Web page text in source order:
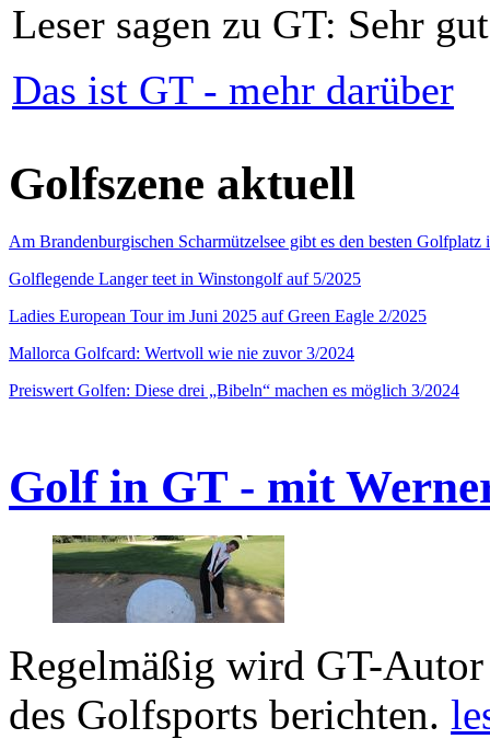
Leser sagen zu GT: Sehr
Das ist GT - mehr darüber
Golfszene aktuell
Am Brandenburgischen Scharmützelsee gibt es den besten
Golflegende Langer teet in Winstongolf auf 5/2025
Ladies European Tour im Juni 2025 auf Green Eagle 2/2025
Mallorca Golfcard: Wertvoll wie nie zuvor 3/2024
Preiswert Golfen: Diese drei „Bibeln“ machen es möglich 3/2024
Golf in GT - mit
Regelmäßig wird GT-
des Golfsports berichten.